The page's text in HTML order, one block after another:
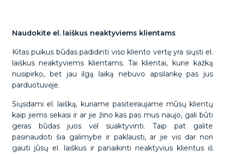
Naudokite el. laiškus neaktyviems klientams
Kitas puikus būdas padidinti viso kliento vertę yra siųsti el.
laiškus neaktyviems klientams. Tai klientai, kurie kažką
nusipirko, bet jau ilgą laiką nebuvo apsilankę pas jus
parduotuvėje.
Siųsdami el. laišką, kuriame pasiteiraujame mūsų klientų
kaip jiems sekasi ir ar jie žino kas pas mus naujo, gali būti
geras būdas juos vėl suaktyvinti. Taip pat galite
pasinaudoti šia galimybe ir paklausti, ar jie vis dar nori
gauti jūsų el. laiškus ir panaikinti neaktyvius klientus iš